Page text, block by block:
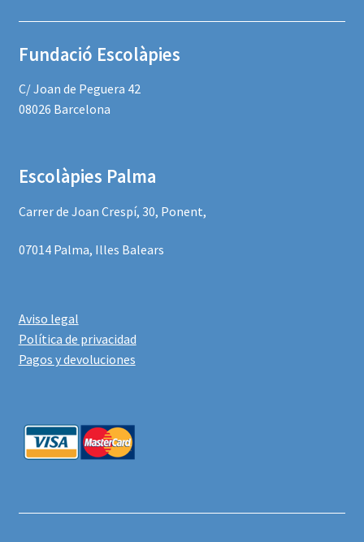
Fundació Escolàpies
C/ Joan de Peguera 42
08026 Barcelona
Escolàpies Palma
Carrer de Joan Crespí, 30, Ponent,
07014 Palma, Illes Balears
Aviso legal
Política de privacidad
Pagos y devoluciones